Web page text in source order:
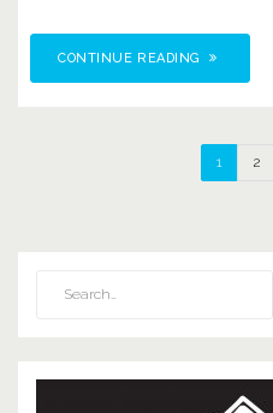
CONTINUE READING
1 2